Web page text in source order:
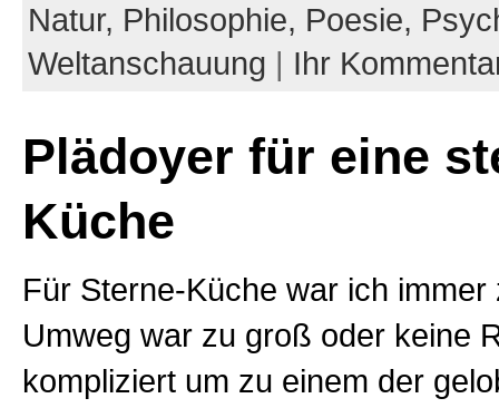
Natur, Philosophie, Poesie,
Weltanschauung | Ihr
Plädoyer für eine
Küche
Für Sterne-Küche war ich immer
Umweg war zu groß oder keine
kompliziert um zu einem der